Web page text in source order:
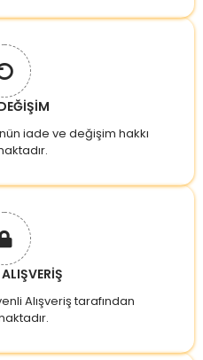
iade ve değişim hakkı
Alışveriş tarafından